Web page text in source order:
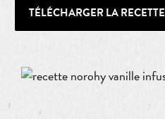
TÉLÉCHARGER LA RECETTE